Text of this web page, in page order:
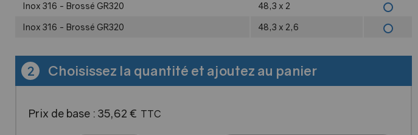
Inox 316 - Brossé GR320 48,3 x 2
Inox 316 - Brossé GR320 48,3 x 2,6
2 Choisissez la quantité et ajoutez au panier
Prix de base : 35,62 € TTC